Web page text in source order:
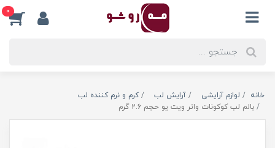
0
خانه لوازم آرایشی آرایش لب
کرم و نرم کننده لب
بالم لب کوکونات واتر ویت یو حجم 2.6 گرم